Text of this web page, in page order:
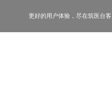
更好的用户体验， 尽在筑医台